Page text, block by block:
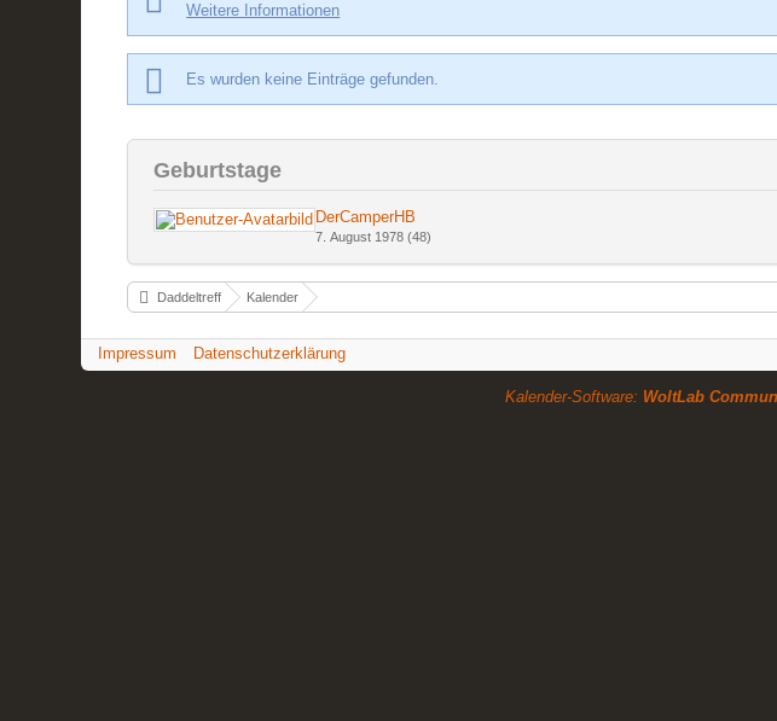
Weitere Informationen
Es wurden keine Einträge gefunden.
Geburtstage
DerCamperHB
7. August 1978 (48)
Daddeltreff Kalender
Impressum Datenschutzerklärung
Kalender-Software: WoltLab